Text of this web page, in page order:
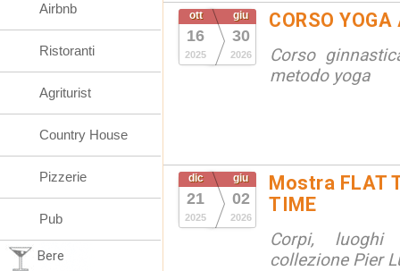
ott
16
2025
giu
30
2026
CORSO
Corso
metodo yoga
dic
21
2025
giu
02
2026
Mostra FLAT
TIME
Corpi,
collezione Pier
Airbnb
Ristoranti
Agriturist
Country House
Pizzerie
Pub
Bere